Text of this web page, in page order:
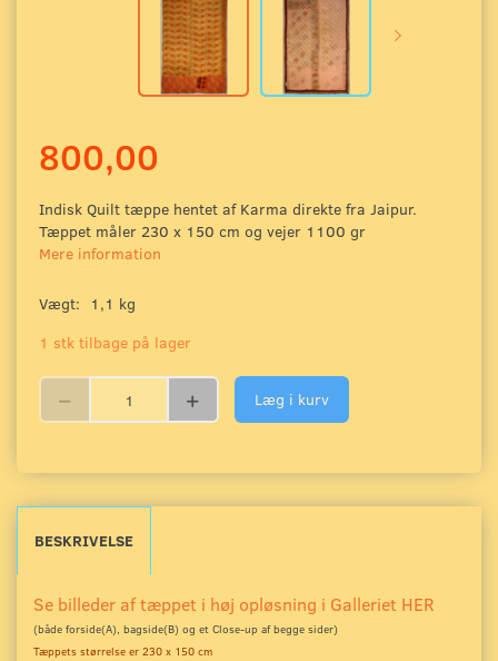
800,00
Indisk Quilt tæppe hentet af Karma direkte fra Jaipur.
Tæppet måler 230 x 150 cm og vejer 1100 gr
Mere information
Vægt:
1,1 kg
1 stk tilbage på lager
Læg i kurv
BESKRIVELSE
Se billeder af tæppet i høj opløsning i Galleriet HER
(både forside(A), bagside(B) og et Close-up af begge sider)
Tæppets størrelse er 230 x 150 cm